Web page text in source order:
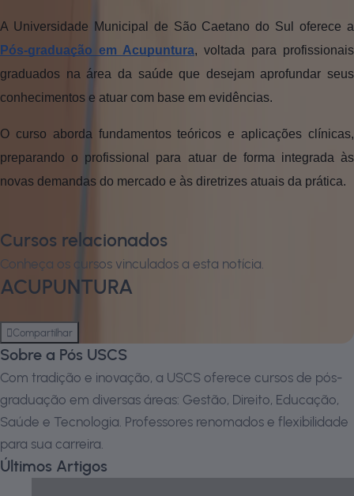
A Universidade Municipal de São Caetano do Sul oferece a
Pós-graduação em Acupuntura, voltada para profissionais
graduados na área da saúde que desejam aprofundar seus
conhecimentos e atuar com base em evidências.
O curso aborda fundamentos teóricos e aplicações clínicas,
preparando o profissional para atuar de forma integrada às
novas demandas do mercado e às diretrizes atuais da prática.
Cursos relacionados
Conheça os cursos vinculados a esta notícia.
ACUPUNTURA
Compartilhar
Sobre a Pós USCS
Com tradição e inovação, a USCS oferece cursos de pós-
graduação em diversas áreas: Gestão, Direito, Educação,
Saúde e Tecnologia. Professores renomados e flexibilidade
para sua carreira.
Últimos Artigos